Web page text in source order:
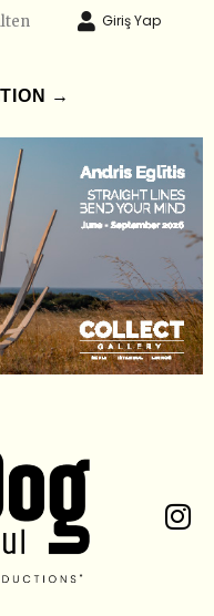
Giriş Yap
→